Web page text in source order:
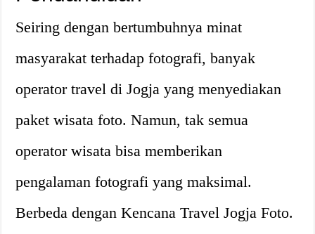
Seiring dengan bertumbuhnya minat
masyarakat terhadap fotografi, banyak
operator travel di Jogja yang menyediakan
paket wisata foto. Namun, tak semua
operator wisata bisa memberikan
pengalaman fotografi yang maksimal.
Berbeda dengan Kencana Travel Jogja Foto.